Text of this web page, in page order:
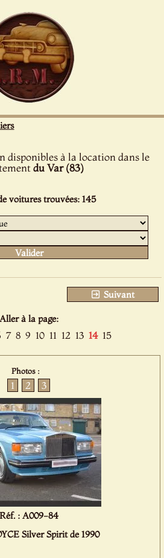
disponibles à la location dans le
du Var (83)
voitures trouvées: 145
Suivant
Aller à la page:
7 8 9 10 11 12 13 14 15
Photos :
1 2 3
Réf. : A009-84
Silver Spirit de 1990